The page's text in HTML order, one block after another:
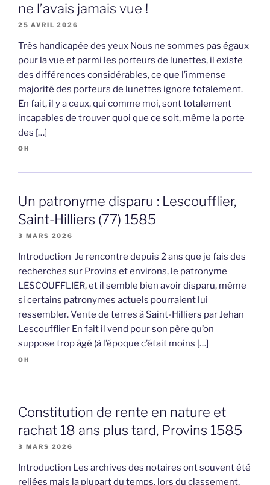
ne l’avais jamais vue !
25 AVRIL 2026
Très handicapée des yeux Nous ne sommes pas égaux
pour la vue et parmi les porteurs de lunettes, il existe
des différences considérables, ce que l’immense
majorité des porteurs de lunettes ignore totalement.
En fait, il y a ceux, qui comme moi, sont totalement
incapables de trouver quoi que ce soit, même la porte
des […]
OH
Un patronyme disparu : Lescoufflier,
Saint-Hilliers (77) 1585
3 MARS 2026
Introduction Je rencontre depuis 2 ans que je fais des
recherches sur Provins et environs, le patronyme
LESCOUFFLIER, et il semble bien avoir disparu, même
si certains patronymes actuels pourraient lui
ressembler. Vente de terres à Saint-Hilliers par Jehan
Lescoufflier En fait il vend pour son père qu’on
suppose trop âgé (à l’époque c’était moins […]
OH
Constitution de rente en nature et
rachat 18 ans plus tard, Provins 1585
3 MARS 2026
Introduction Les archives des notaires ont souvent été
reliées mais la plupart du temps, lors du classement,